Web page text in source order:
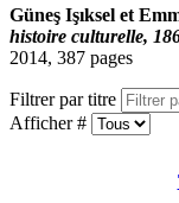
Güneş Işıksel et
histoire culturelle,
2014, 387 pages
Filtrer par titre
Afficher #